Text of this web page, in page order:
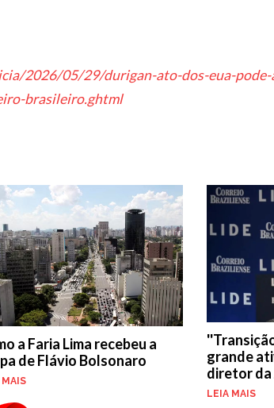
2026/05/29/durigan-ato-dos-eua-
brasileiro.ghtml
a Faria Lima recebeu a
de Flávio Bolsonaro
grande
diretor da
LEIA MAIS